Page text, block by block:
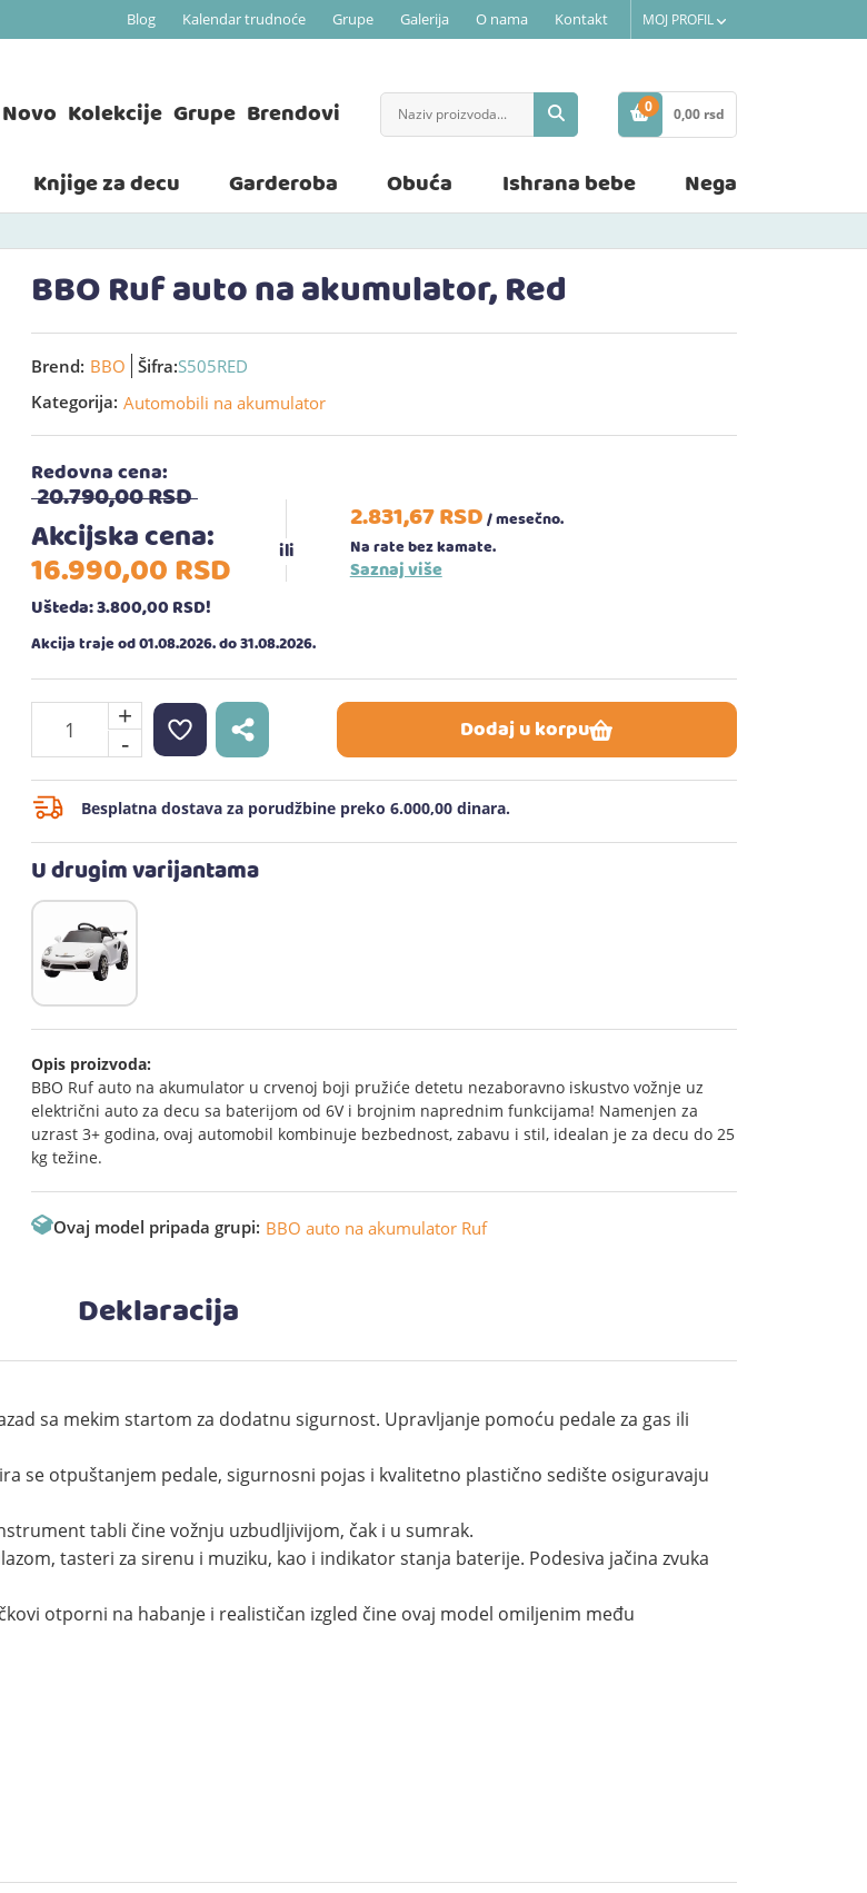
Blog Kalendar trudnoće Grupe Galerija O nama Kontakt MOJ PROFIL
Novo Kolekcije Grupe Brendovi
0
STAVKE
0,00 rsd
Knjige za decu Garderoba Obuća Ishrana bebe Nega
BBO Ruf auto na akumulator, Red
Brend: BBO Šifra:S505RED
Kategorija: Automobili na akumulator
Redovna cena:
20.790,00RSD
Akcijska cena:
16.990,00RSD
Ušteda: 3.800,00 RSD!
2.831,67RSD/ mesečno.
Na rate bez kamate.
Saznaj više
Akcija traje od 01.08.2026. do 31.08.2026.
+
- Dodaj u korpu
Besplatna dostava za porudžbine preko 6.000,00 dinara.
U drugim varijantama
Opis proizvoda:
BBO Ruf auto na akumulator u crvenoj boji pružiće detetu nezaboravno iskustvo vožnje uz
električni auto za decu sa baterijom od 6V i brojnim naprednim funkcijama! Namenjen za
uzrast 3+ godina, ovaj automobil kombinuje bezbednost, zabavu i stil, idealan je za decu do 25
kg težine.
Ovaj model pripada grupi: BBO auto na akumulator Ruf
Deklaracija
sa mekim startom za dodatnu sigurnost. Upravljanje pomoću pedale za gas ili
se otpuštanjem pedale, sigurnosni pojas i kvalitetno plastično sedište osiguravaju
tabli čine vožnju uzbudljivijom, čak i u sumrak.
tasteri za sirenu i muziku, kao i indikator stanja baterije. Podesiva jačina zvuka
otporni na habanje i realističan izgled čine ovaj model omiljenim među